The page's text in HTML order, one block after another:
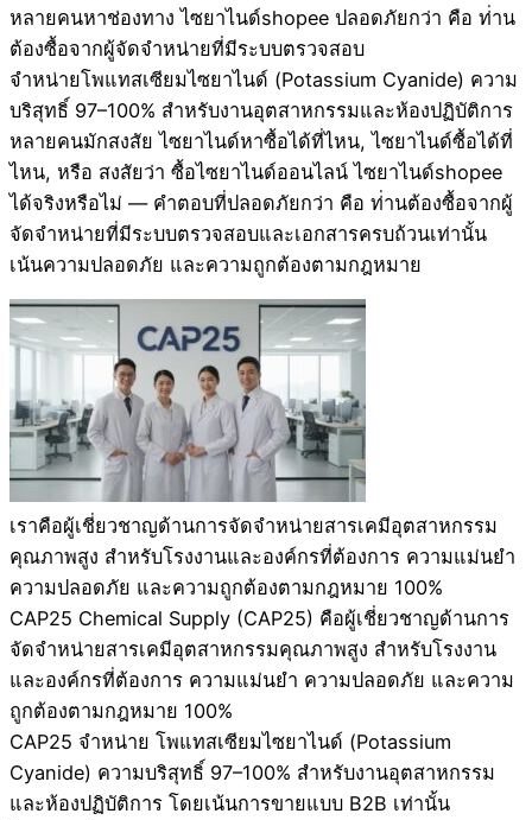
หลายคนหาช่องทาง ไซยาไนด์shopee ปลอดภัยกว่า คือ ท่่าน
ต้องซื้อจากผู้จัดจำหน่ายที่มีระบบตรวจสอบ
จำหน่ายโพแทสเซียมไซยาไนด์ (Potassium Cyanide) ความ
บริสุทธิ์ 97–100% สำหรับงานอุตสาหกรรมและห้องปฏิบัติการ
หลายคนมักสงสัย ไซยาไนด์หาซื้อได้ที่ไหน, ไซยาไนด์ซื้อได้ที่
ไหน, หรือ สงสัยว่า ซื้อไซยาไนด์ออนไลน์ ไซยาไนด์shopee
ได้จริงหรือไม่ — คำตอบที่ปลอดภัยกว่า คือ ท่่านต้องซื้อจากผู้
จัดจำหน่ายที่มีระบบตรวจสอบและเอกสารครบถ้วนเท่านั้น
เน้นความปลอดภัย และความถูกต้องตามกฎหมาย
เราคือผู้เชี่ยวชาญด้านการจัดจำหน่ายสารเคมีอุตสาหกรรม
คุณภาพสูง สำหรับโรงงานและองค์กรที่ต้องการ ความแม่นยำ
ความปลอดภัย และความถูกต้องตามกฎหมาย 100%
CAP25 Chemical Supply (CAP25) คือผู้เชี่ยวชาญด้านการ
จัดจำหน่ายสารเคมีอุตสาหกรรมคุณภาพสูง สำหรับโรงงาน
และองค์กรที่ต้องการ ความแม่นยำ ความปลอดภัย และความ
ถูกต้องตามกฎหมาย 100%
CAP25 จำหน่าย โพแทสเซียมไซยาไนด์ (Potassium
Cyanide) ความบริสุทธิ์ 97–100% สำหรับงานอุตสาหกรรม
และห้องปฏิบัติการ โดยเน้นการขายแบบ B2B เท่านั้น